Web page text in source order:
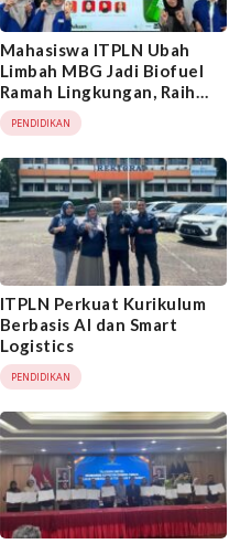
Mahasiswa ITPLN Ubah
Limbah MBG Jadi Biofuel
Ramah Lingkungan, Raih
Silver Medal Nasional 2026
PENDIDIKAN
ITPLN Perkuat Kurikulum
Berbasis AI dan Smart
Logistics
PENDIDIKAN